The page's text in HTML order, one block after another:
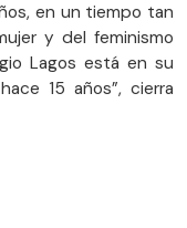
en un tiempo tan
y del feminismo
Lagos está en su
15 años”, cierra